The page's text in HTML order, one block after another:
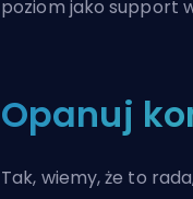
poziom jako support
Opanuj
Tak, wiemy, że to